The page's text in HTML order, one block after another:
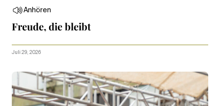
Anhören
Freude, die bleibt
Juli 29, 2026